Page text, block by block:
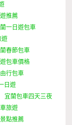
推薦
一日遊包車
遊
春節包車
包車價格
行包車
日遊
宜蘭包車四天三夜
旅遊
點推薦